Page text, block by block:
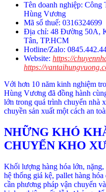
Tên doanh nghiệp:
Hùng Vương
Mã số thuế: 0316324699
Địa chỉ: 48 Đường 50A,
Tân, TP.HCM
Hotline/Zalo:
Website: https://
https://
Với hơn 10 năm kinh nghiệm
Hùng Vương đã đồng hành
lớn trong quá trình chuyển nhà
chuyền sản xuất một cách an
NHỮNG KHÓ
CHUYỂN KHO
Khối lượng hàng hóa lớn,
hệ thống giá kệ, pallet hàng
cần phương pháp vận chuyển